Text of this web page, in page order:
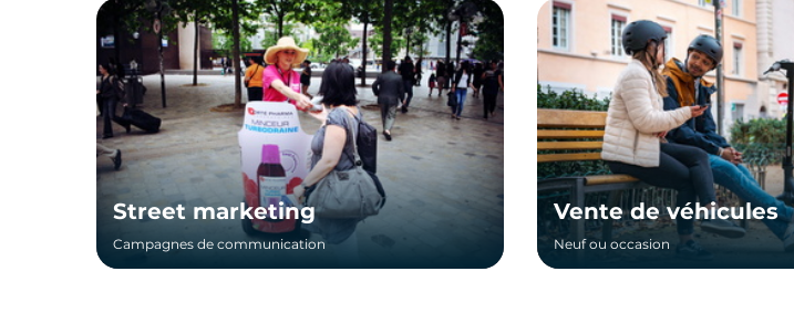
Street marketing
Campagnes de communication
Vente de véhicules
Neuf ou occasion